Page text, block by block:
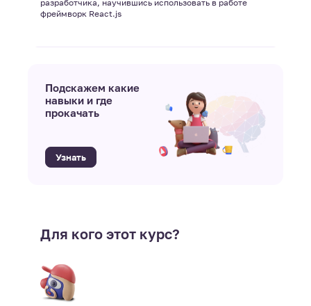
разработчика, научившись использовать в работе
фреймворк React.js
Подскажем какие
навыки и где
прокачать
Узнать
Для кого этот курс?